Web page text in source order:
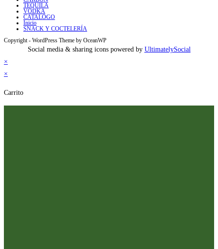
TEQUILA
VODKA
CATALOGO
Inicio
SNACK Y COCTELERÍA
Copyright - WordPress Theme by OceanWP
Social media & sharing icons powered by UltimatelySocial
×
×
Carrito